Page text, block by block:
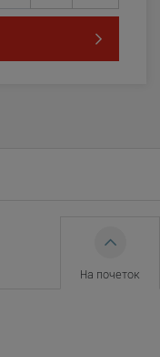
На почеток